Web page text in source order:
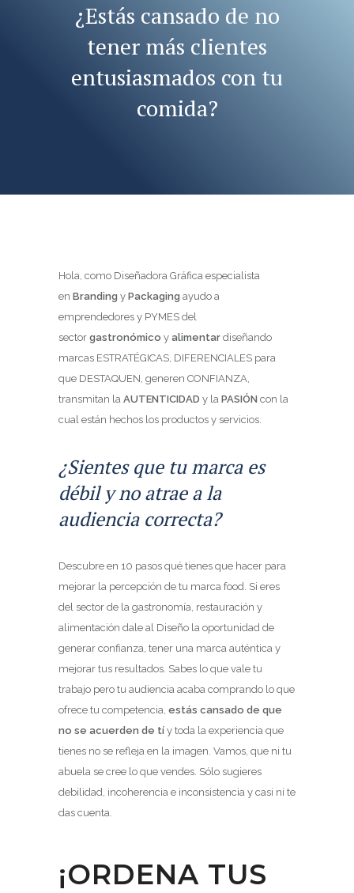
¿Estás cansado de no
tener más clientes
entusiasmados con tu
comida?
Hola, como Diseñadora Gráfica especialista
en Branding y Packaging ayudo a
emprendedores y PYMES del
sector gastronómico y alimentar diseñando
marcas ESTRATÉGICAS, DIFERENCIALES para
que DESTAQUEN, generen CONFIANZA,
transmitan la AUTENTICIDAD y la PASIÓN con la
cual están hechos los productos y servicios.
¿Sientes que tu marca es
débil y no atrae a la
audiencia correcta?
Descubre en 10 pasos qué tienes que hacer para
mejorar la percepción de tu marca food. Si eres
del sector de la gastronomía, restauración y
alimentación dale al Diseño la oportunidad de
generar confianza, tener una marca auténtica y
mejorar tus resultados. Sabes lo que vale tu
trabajo pero tu audiencia acaba comprando lo que
ofrece tu competencia, estás cansado de que
no se acuerden de tí y toda la experiencia que
tienes no se refleja en la imagen. Vamos, que ni tu
abuela se cree lo que vendes. Sólo sugieres
debilidad, incoherencia e inconsistencia y casi ni te
das cuenta.
¡ORDENA TUS